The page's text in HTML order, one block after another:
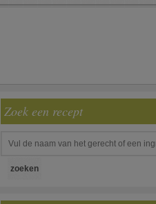
Zoek een recept